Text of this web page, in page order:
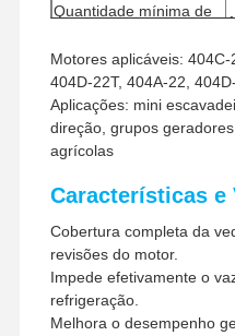
Quantidade mínima de
Método de pagamento
Método de transporte
Motores aplicáveis: 404C-
404D-22T, 404A-22,
Aplicações: mini
direção, grupos
agrícolas
Características e
Cobertura completa da
revisões do motor.
Impede efetivamente o
refrigeração.
Melhora o desempenho